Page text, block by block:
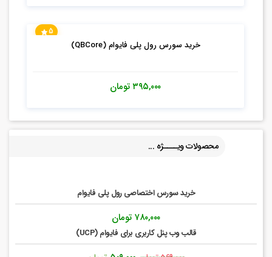
5
خرید سورس رول پلی فایوام (QBCore)
۳۹۵,۰۰۰تومان
محصولات ویــــژه ...
خرید سورس اختصاصی رول پلی فایوام
۷۸۰,۰۰۰ تومان
قالب وب پنل کاربری برای فایوام (UCP)